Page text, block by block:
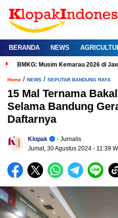
BERANDA NEWS
BMKG: Musim Kemarau 2026 di
Home / NEWS / SEPUTAR BANDUNG RAYA
15 Mal Ternama
Selama Bandung
Daftarnya
Klopak
- Jurnalis
Jumat, 30 Agustus 2024 - 11:39